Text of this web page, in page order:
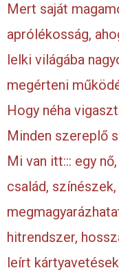
Mert saját
aprólékosság,
lelki világába
megérteni
Hogy néha
Minden szereplő
Mi van itt::: egy
család,
hitrendszer,
leírt